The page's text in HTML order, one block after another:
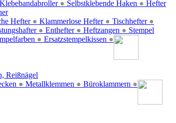
Klebebandabroller ● Selbstklebende Haken ● Hefter
Hefter ● Klammerlose Hefter ● Tischhefter ●
● Enthefter ● Heftzangen ● Stempel
● Ersatzstempelkissen ●
Reißnägel
● Metallklemmen ● Büroklammern ●